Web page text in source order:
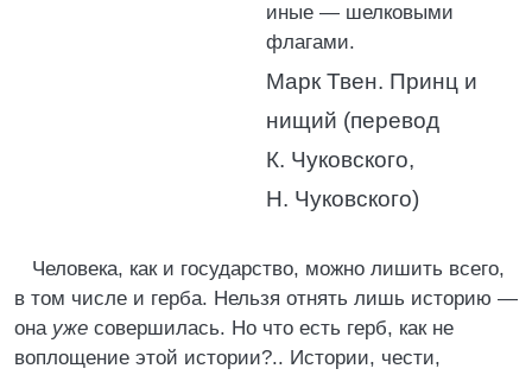
иные — шелковыми
флагами.
Марк Твен. Принц и
нищий (перевод
К. Чуковского,
Н. Чуковского)
Человека, как и государство, можно лишить всего,
в том числе и герба. Нельзя отнять лишь историю —
она уже совершилась. Но что есть герб, как не
воплощение этой истории?.. Истории, чести,